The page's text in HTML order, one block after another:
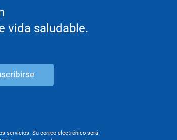
vida saludable.
servicios. Su correo electrónico será